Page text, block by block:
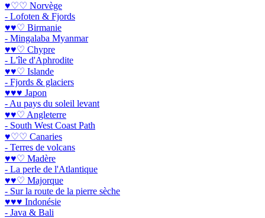
♥♡♡ Norvège
- Lofoten & Fjords
♥♥♡ Birmanie
- Mingalaba Myanmar
♥♥♡ Chypre
- L'île d'Aphrodite
♥♥♡ Islande
- Fjords & glaciers
♥♥♥ Japon
- Au pays du soleil levant
♥♥♡ Angleterre
- South West Coast Path
♥♡♡ Canaries
- Terres de volcans
♥♥♡ Madère
- La perle de l'Atlantique
♥♥♡ Majorque
- Sur la route de la pierre sèche
♥♥♥ Indonésie
- Java & Bali